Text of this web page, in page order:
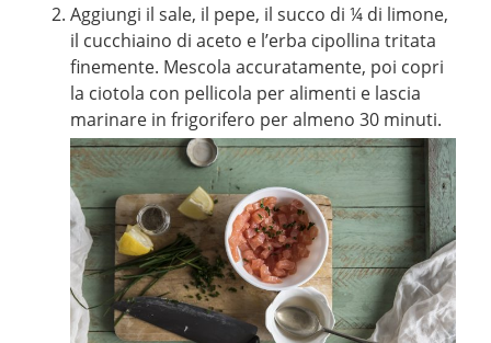
Aggiungi il sale, il pepe, il succo di ¼ di limone,
il cucchiaino di aceto e l’erba cipollina tritata
finemente. Mescola accuratamente, poi copri
la ciotola con pellicola per alimenti e lascia
marinare in frigorifero per almeno 30 minuti.